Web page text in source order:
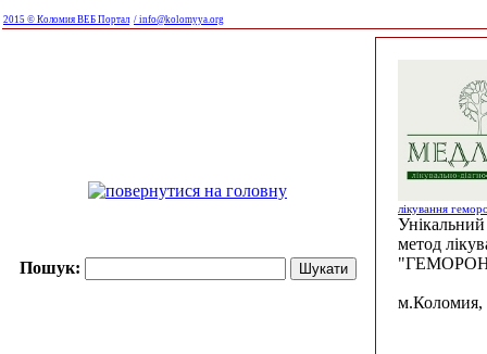
2015 © Коломия ВЕБ Портал / info@kolomyya.org
Пошук:
лікування
Унікальний
метод
м.Коломия,